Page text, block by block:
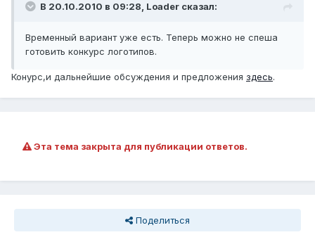
В 20.10.2010 в 09:28, Loader сказал:
Временный вариант уже есть. Теперь можно не спеша
готовить конкурс логотипов.
Конурс,и дальнейшие обсуждения и предложения здесь.
Эта тема закрыта для публикации ответов.
Поделиться